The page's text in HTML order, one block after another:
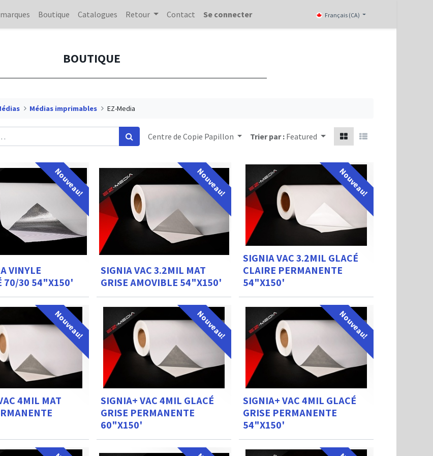
Boutique Catalogues Retour Contact Se connecter Français (CA)
BOUTIQUE
Médias imprimables EZ-Media
Centre de Copie Papillon Trier par : Featured
VINYLE
70/30 54"X150'
Nouveau!
SIGNIA VAC 3.2MIL MAT
GRISE AMOVIBLE 54"X150'
Nouveau!
SIGNIA VAC 3.2MIL GLACÉ
CLAIRE PERMANENTE
54"X150'
Nouveau!
4MIL MAT
Nouveau!
SIGNIA+ VAC 4MIL GLACÉ
GRISE PERMANENTE
60"X150'
Nouveau!
SIGNIA+ VAC 4MIL GLACÉ
GRISE PERMANENTE
54"X150'
Nouveau!